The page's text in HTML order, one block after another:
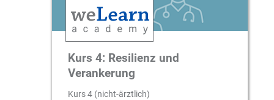
Kurs 4: Resilienz und
Verankerung
Kurs 4 (nicht-ärztlich)